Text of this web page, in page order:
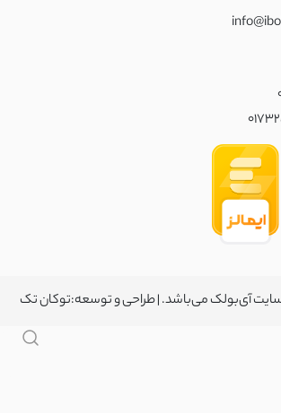
آی‌بولک می‌باشد. | طراحی و توسعه:توکان تک